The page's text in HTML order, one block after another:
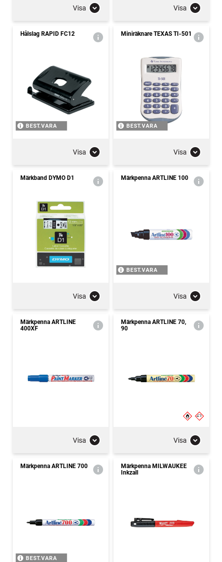
Visa Visa
Hålslag RAPID FC12
BEST.VARA
Visa
Miniräknare TEXAS TI-501
BEST.VARA
Visa
Märkband DYMO D1
Visa
Märkpenna ARTLINE 100
BEST.VARA
Visa
Märkpenna ARTLINE
400XF
Visa
Märkpenna ARTLINE 70,
90
Visa
Märkpenna ARTLINE 700
BEST.VARA
Märkpenna MILWAUKEE
Inkzall